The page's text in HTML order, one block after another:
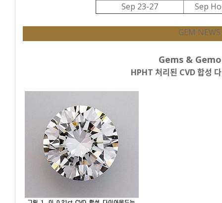
Sep 23-27
Sep
GEM NEWS
Gems &
HPHT 처리된 CVD 합성